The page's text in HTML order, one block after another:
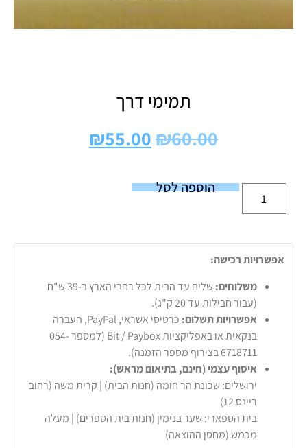
תמימי דרך
₪60.00
₪55.00
הוספה לסל
אפשרויות רכישה:
משלוחים:
שליח עד הבית לכל רחבי הארץ ב-39 ש"ח
(עבור חבילות עד 20 ק"ג).
אפשרויות תשלום:
כרטיסי אשראי, PayPal, העברה
בנקאית או באפליקציות Bit / Paybox (למספר 054-
6718711 בצירוף מספר הזמנה).
איסוף עצמי (חינם, בתיאום מראש):
ירושלים: שכונת הר חומה (חנות הבית) | קרית משה (רחוב
ריינס 12)
בית הספארי: שער בנימין (חנות בית הספרים) | מעלה
מכמש (מחסן ההוצאה)